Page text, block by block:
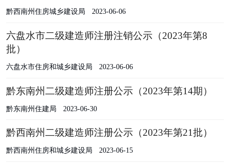
黔西南州住房城乡建设局 2023-06-06
六盘水市二级建造师注册注销公示（2023年第8
批）
六盘水市住房和城乡建设局 2023-06-06
黔东南州二级建造师注册公示（2023年第14期）
黔东南州住建局 2023-06-30
黔西南州二级建造师注册公示（2023年第21批）
黔西南州住房和城乡建设局 2023-06-15